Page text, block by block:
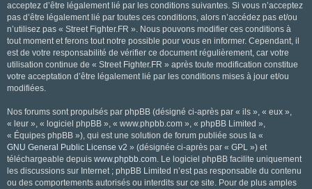
acceptez d’être légalement lié par les conditions suivantes. Si vous n’acceptez
pas d’être légalement lié par toutes ces conditions, alors n’accédez pas et/ou
n’utilisez pas « Street Fighter.FR ». Nous pouvons modifier ces conditions à
tout moment et ferons tout notre possible pour vous en informer. Cependant, il
est de votre responsabilité de vérifier ce document régulièrement, car votre
utilisation continue de « Street Fighter.FR » après toute modification constitue
votre acceptation d’être légalement lié par les conditions mises à jour et/ou
modifiées.
Nos forums sont propulsés par phpBB (désigné ci-après par « ils », « eux »,
« leur », « logiciel phpBB », « www.phpbb.com », « phpBB Limited »,
« Équipes phpBB »), qui est une solution de forum publiée sous la «
GNU General Public License v2 » (désignée ci-après par « GPL ») et
téléchargeable depuis www.phpbb.com. Le logiciel phpBB facilite uniquement
les discussions sur Internet ; phpBB Limited n’est pas responsable du contenu
ou des comportements autorisés ou interdits sur ce site. Pour de plus amples